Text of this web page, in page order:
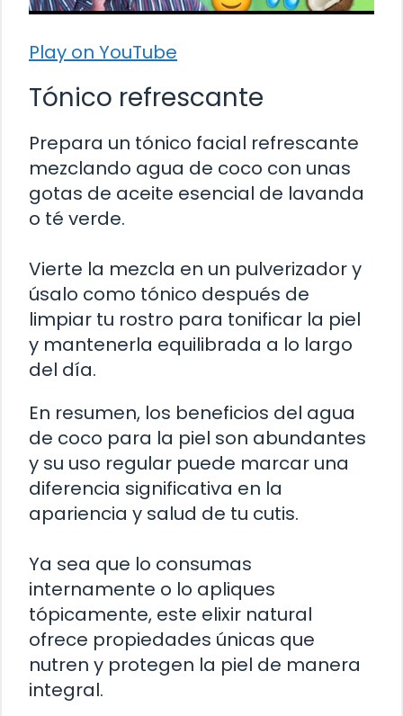
Play on YouTube
Tónico refrescante
Prepara un tónico facial refrescante
mezclando agua de coco con unas
gotas de aceite esencial de lavanda
o té verde.
Vierte la mezcla en un pulverizador y
úsalo como tónico después de
limpiar tu rostro para tonificar la piel
y mantenerla equilibrada a lo largo
del día.
En resumen, los beneficios del agua
de coco para la piel son abundantes
y su uso regular puede marcar una
diferencia significativa en la
apariencia y salud de tu cutis.
Ya sea que lo consumas
internamente o lo apliques
tópicamente, este elixir natural
ofrece propiedades únicas que
nutren y protegen la piel de manera
integral.